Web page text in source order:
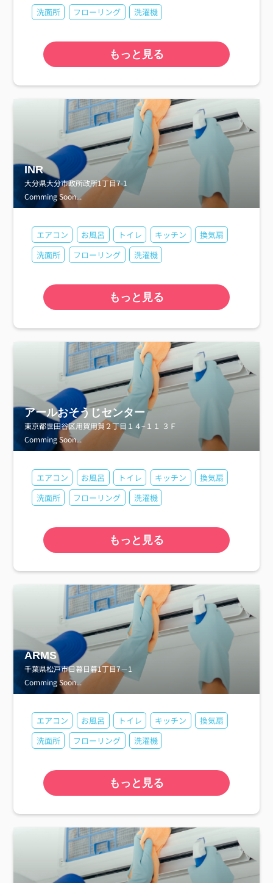
洗面所 フローリング 洗濯機
もっと見る
INR
大分県大分市政所政所1丁目7-1
Comming Soon...
エアコン お風呂 トイレ キッチン
換気扇
洗面所
フローリング 洗濯機
もっと見る
アールおそうじセンター
東京都世田谷区用賀用賀２丁目１４−１１ ３Ｆ
Comming Soon...
エアコン お風呂 トイレ キッチン
換気扇
洗面所
フローリング 洗濯機
もっと見る
ARMS
千葉県松戸市日暮日暮1丁目7－1
Comming Soon...
エアコン お風呂 トイレ キッチン
換気扇
洗面所
フローリング 洗濯機
もっと見る